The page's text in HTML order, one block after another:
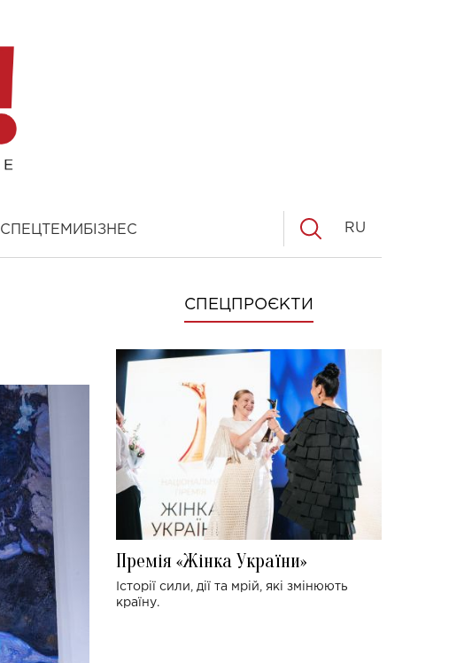
СПЕЦТЕМИ БІЗНЕС RU
СПЕЦПРОЄКТИ
Премія «Жінка України»
Історії сили, дії та мрій, які змінюють
країну.